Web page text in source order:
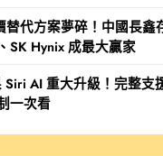
替代方案夢碎！中國長鑫
SK Hynix 成最大贏家
AI 重大升級！完整支
一次看